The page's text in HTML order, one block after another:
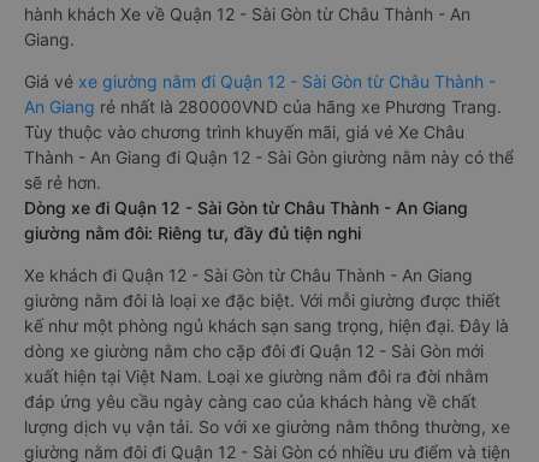
hành khách Xe về Quận 12 - Sài Gòn từ Châu Thành - An
Giang.
Giá vé xe giường nằm đi Quận 12 - Sài Gòn từ Châu Thành -
An Giang rẻ nhất là 280000VND của hãng xe Phương Trang.
Tùy thuộc vào chương trình khuyến mãi, giá vé Xe Châu
Thành - An Giang đi Quận 12 - Sài Gòn giường nằm này có thể
sẽ rẻ hơn.
Dòng xe đi Quận 12 - Sài Gòn từ Châu Thành - An Giang
giường nằm đôi: Riêng tư, đầy đủ tiện nghi
Xe khách đi Quận 12 - Sài Gòn từ Châu Thành - An Giang
giường nằm đôi là loại xe đặc biệt. Với mỗi giường được thiết
kế như một phòng ngủ khách sạn sang trọng, hiện đại. Đây là
dòng xe giường nằm cho cặp đôi đi Quận 12 - Sài Gòn mới
xuất hiện tại Việt Nam. Loại xe giường nằm đôi ra đời nhằm
đáp ứng yêu cầu ngày càng cao của khách hàng về chất
lượng dịch vụ vận tải. So với xe giường nằm thông thường, xe
giường nằm đôi đi Quận 12 - Sài Gòn có nhiều ưu điểm và tiện